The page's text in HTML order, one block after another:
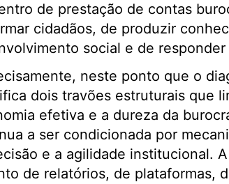
de prestação de contas
cidadãos, de produzir
social e de
neste ponto que o
dois travões estruturais que
efetiva e a dureza da
a ser condicionada por
e a agilidade institucional.
de relatórios, de plataformas,